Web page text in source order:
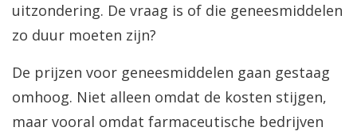
uitzondering. De vraag is of die geneesmiddelen
zo duur moeten zijn?
De prijzen voor geneesmiddelen gaan gestaag
omhoog. Niet alleen omdat de kosten stijgen,
maar vooral omdat farmaceutische bedrijven